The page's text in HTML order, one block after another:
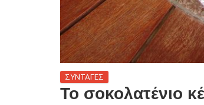
ΣΥΝΤΑΓΕΣ
To σοκολατένιο